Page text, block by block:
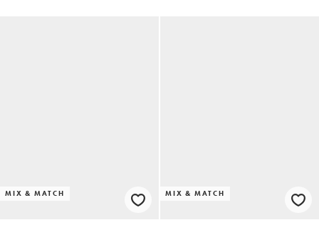
MIX & MATCH MIX & MATCH